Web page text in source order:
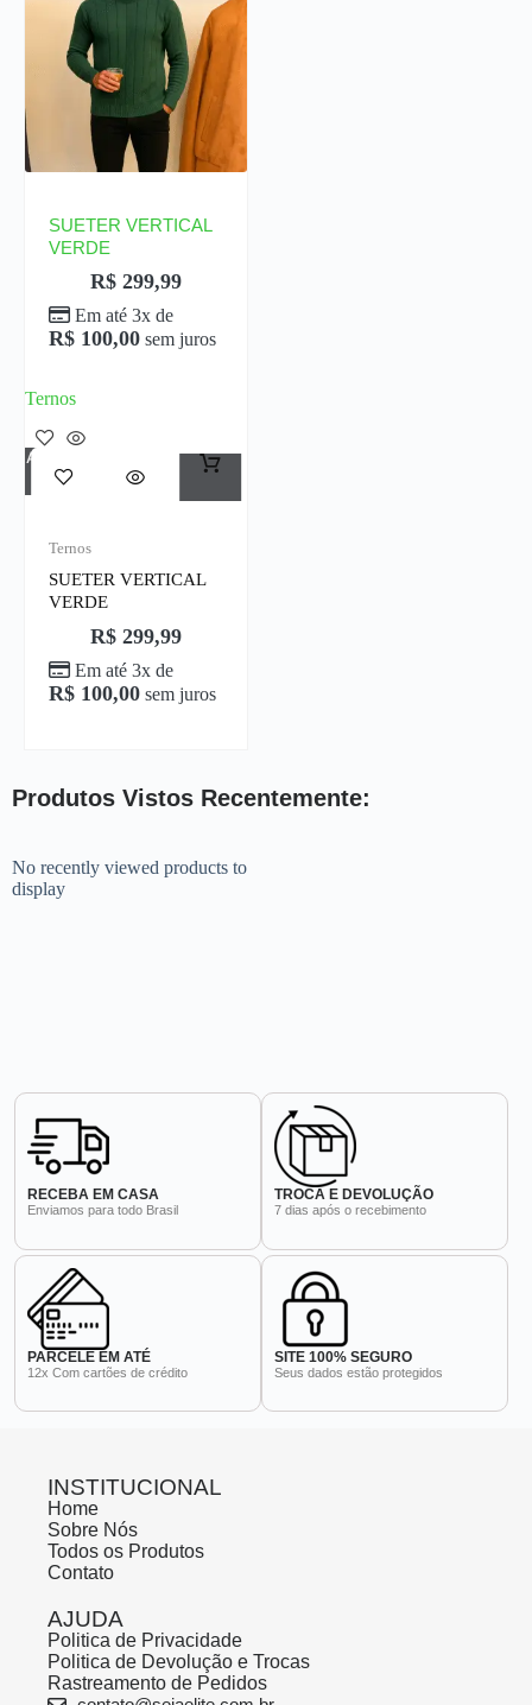
SUETER VERTICAL
VERDE
R$ 299,99
Em até 3x de
R$ 100,00 sem juros
Ternos
Adicionar Ao Carrinho
Ternos
SUETER VERTICAL
VERDE
R$ 299,99
Em até 3x de
R$ 100,00 sem juros
Produtos Vistos Recentemente:
No recently viewed products to
display
RECEBA EM CASA
Enviamos para todo Brasil
TROCA E DEVOLUÇÃO
7 dias após o recebimento
PARCELE EM ATÉ
12x Com cartões de crédito
SITE 100% SEGURO
Seus dados estão protegidos
INSTITUCIONAL
Home
Sobre Nós
Todos os Produtos
Contato
AJUDA
Politica de Privacidade
Politica de Devolução e Trocas
Rastreamento de Pedidos